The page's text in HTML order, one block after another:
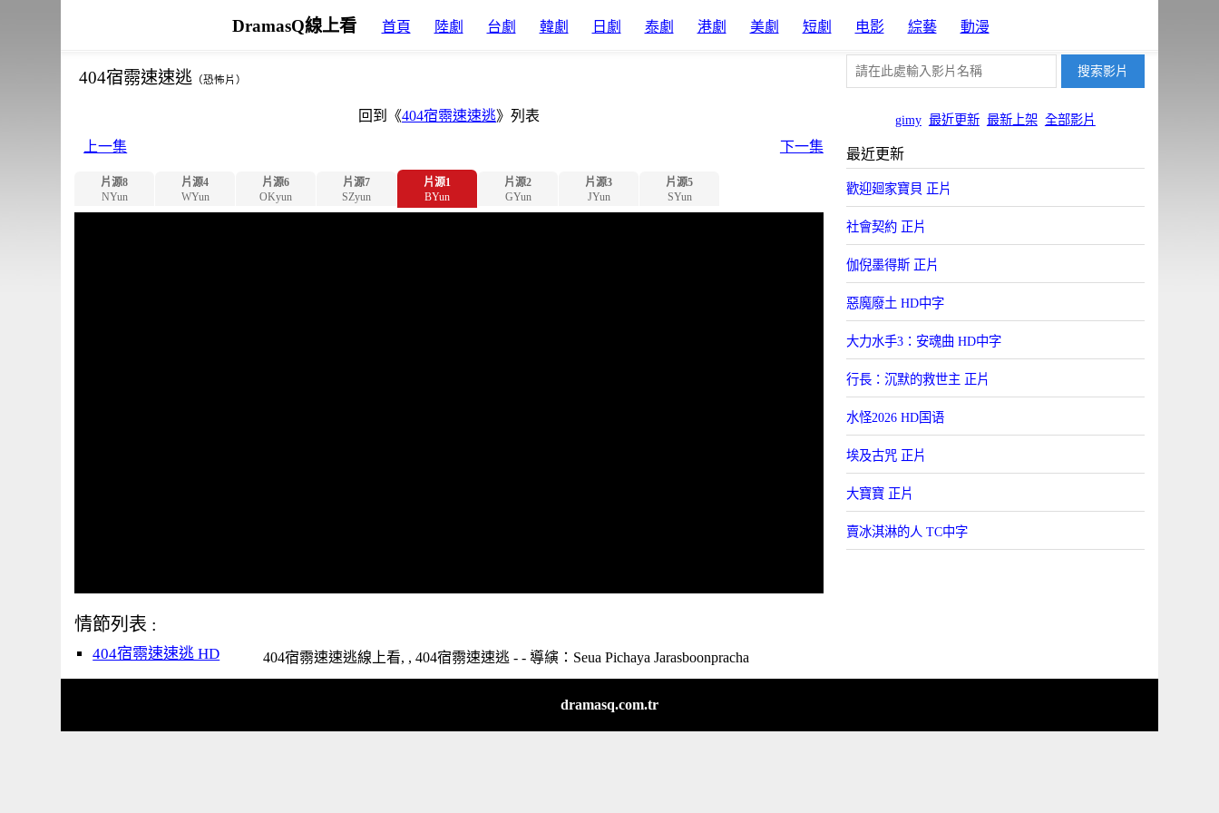
DramasQ線上看 首頁 陸劇 台劇 韓劇 日劇 泰劇 港劇 美劇 短劇 电影 綜藝 動漫
gimy 最近更新 最新上架 全部影片
404宿霛速速逃 （恐怖片）
回到《404宿霛速速逃》列表
上一集
下一集
片源8
NYun
片源4
WYun
片源6
OKyun
片源7
SZyun
片源1
BYun
片源2
GYun
片源3
JYun
片源5
SYun
情節列表 :
404宿霛速速逃 HD 404宿霛速速逃線上看, , 404宿霛速速逃 - - 導縯：Seua Pichaya Jarasboonpracha
最近更新
歡迎廻家寶貝 正片
社會契約 正片
伽倪墨得斯 正片
惡魔廢土 HD中字
大力水手3：安魂曲 HD中字
行長：沉默的救世主 正片
水怪2026 HD国语
埃及古咒 正片
大寶寶 正片
賣冰淇淋的人 TC中字
dramasq.com.tr